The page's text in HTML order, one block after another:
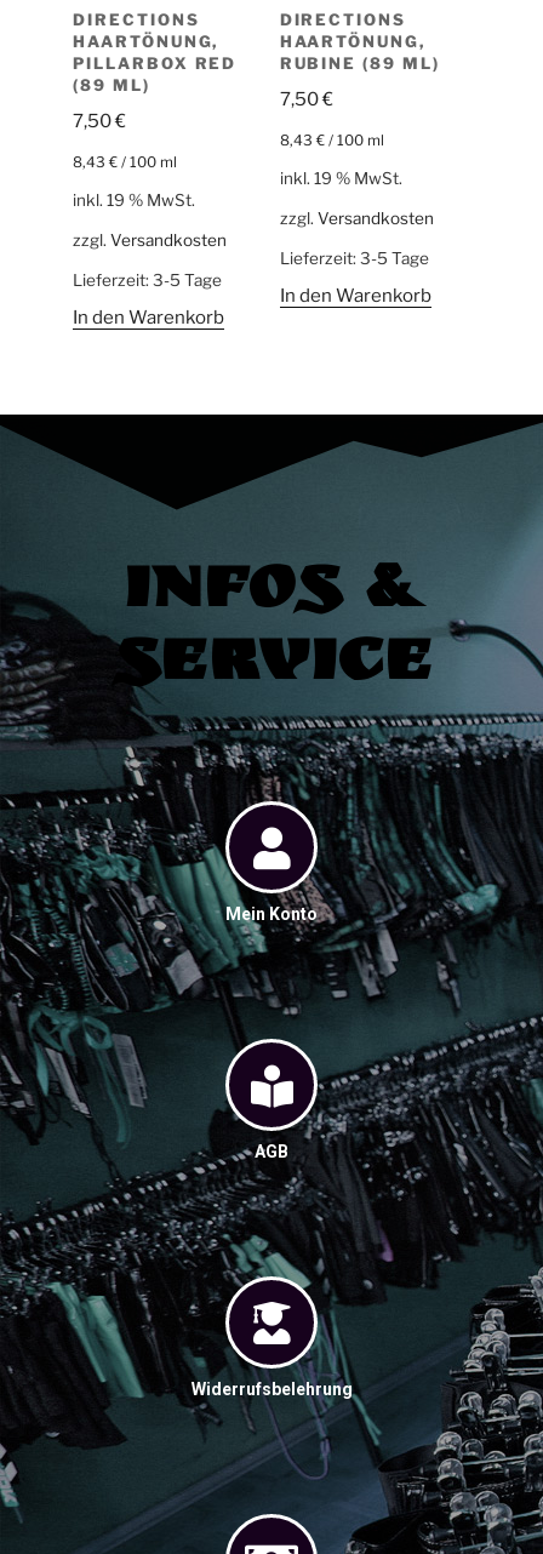
DIRECTIONS
HAARTÖNUNG,
PILLARBOX RED
(89 ML)
7,50€
8,43 € / 100 ml
inkl. 19 % MwSt.
zzgl. Versandkosten
Lieferzeit: 3-5 Tage
In den Warenkorb
DIRECTIONS
HAARTÖNUNG,
RUBINE (89 ML)
7,50€
8,43 €/ 100 ml
inkl. 19 % MwSt.
zzgl. Versandkosten
Lieferzeit: 3-5 Tage
In den Warenkorb
Infos &
Service
Mein Konto
AGB
Widerrufsbelehrung